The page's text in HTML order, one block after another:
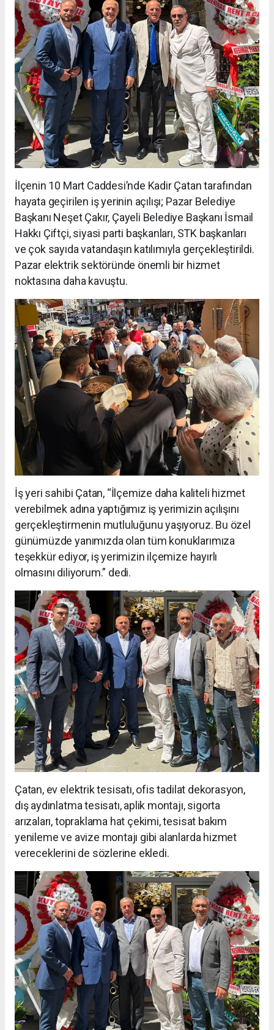
İlçenin 10 Mart Caddesi’nde Kadir Çatan tarafından
hayata geçirilen iş yerinin açılışı; Pazar Belediye
Başkanı Neşet Çakır, Çayeli Belediye Başkanı İsmail
Hakkı Çiftçi, siyasi parti başkanları, STK başkanları
ve çok sayıda vatandaşın katılımıyla gerçekleştirildi.
Pazar elektrik sektöründe önemli bir hizmet
noktasına daha kavuştu.
İş yeri sahibi Çatan, “İlçemize daha kaliteli hizmet
verebilmek adına yaptığımız iş yerimizin açılışını
gerçekleştirmenin mutluluğunu yaşıyoruz. Bu özel
günümüzde yanımızda olan tüm konuklarımıza
teşekkür ediyor, iş yerimizin ilçemize hayırlı
olmasını diliyorum.” dedi.
Çatan, ev elektrik tesisatı, ofis tadilat dekorasyon,
dış aydınlatma tesisatı, aplik montajı, sigorta
arızaları, topraklama hat çekimi, tesisat bakım
yenileme ve avize montajı gibi alanlarda hizmet
vereceklerini de sözlerine ekledi.